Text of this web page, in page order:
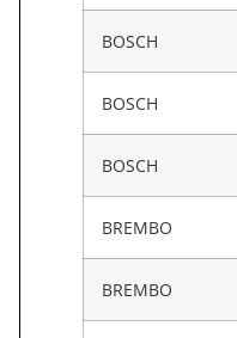
BOSCH
BOSCH
BOSCH
BREMBO
BREMBO